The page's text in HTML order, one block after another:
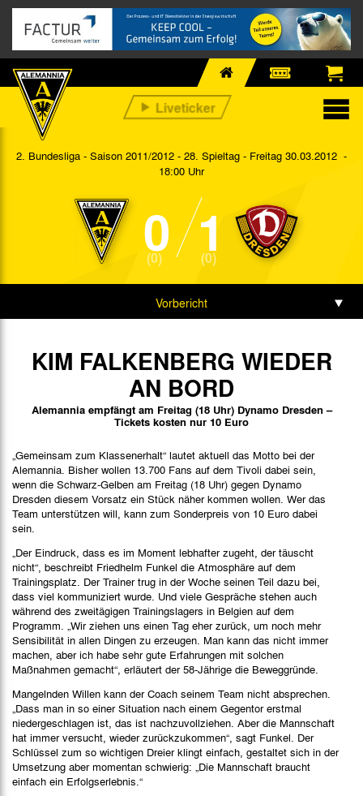
2. Bundesliga - Saison 2011/2012 - 28. Spieltag - Freitag 30.03.2012 -
18:00 Uhr
0
(0) 1
(0)
Vorbericht
Spielbericht
Stimmen
KIM FALKENBERG WIEDER
AN BORD
Alemannia empfängt am Freitag (18 Uhr) Dynamo Dresden –
Tickets kosten nur 10 Euro
„Gemeinsam zum Klassenerhalt“ lautet aktuell das Motto bei der
Alemannia. Bisher wollen 13.700 Fans auf dem Tivoli dabei sein,
wenn die Schwarz-Gelben am Freitag (18 Uhr) gegen Dynamo
Dresden diesem Vorsatz ein Stück näher kommen wollen. Wer das
Team unterstützen will, kann zum Sonderpreis von 10 Euro dabei
sein.
„Der Eindruck, dass es im Moment lebhafter zugeht, der täuscht
nicht“, beschreibt Friedhelm Funkel die Atmosphäre auf dem
Trainingsplatz. Der Trainer trug in der Woche seinen Teil dazu bei,
dass viel kommuniziert wurde. Und viele Gespräche stehen auch
während des zweitägigen Trainingslagers in Belgien auf dem
Programm. „Wir ziehen uns einen Tag eher zurück, um noch mehr
Sensibilität in allen Dingen zu erzeugen. Man kann das nicht immer
machen, aber ich habe sehr gute Erfahrungen mit solchen
Maßnahmen gemacht“, erläutert der 58-Jährige die Beweggründe.
Mangelnden Willen kann der Coach seinem Team nicht absprechen.
„Dass man in so einer Situation nach einem Gegentor erstmal
niedergeschlagen ist, das ist nachzuvollziehen. Aber die Mannschaft
hat immer versucht, wieder zurückzukommen“, sagt Funkel. Der
Schlüssel zum so wichtigen Dreier klingt einfach, gestaltet sich in der
Umsetzung aber momentan schwierig: „Die Mannschaft braucht
einfach ein Erfolgserlebnis.“